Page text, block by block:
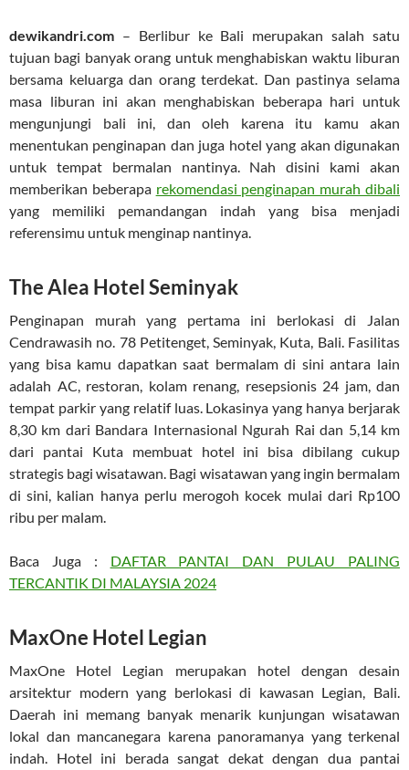
dewikandri.com – Berlibur ke Bali merupakan salah satu
tujuan bagi banyak orang untuk menghabiskan waktu liburan
bersama keluarga dan orang terdekat. Dan pastinya selama
masa liburan ini akan menghabiskan beberapa hari untuk
mengunjungi bali ini, dan oleh karena itu kamu akan
menentukan penginapan dan juga hotel yang akan digunakan
untuk tempat bermalan nantinya. Nah disini kami akan
memberikan beberapa rekomendasi penginapan murah dibali
yang memiliki pemandangan indah yang bisa menjadi
referensimu untuk menginap nantinya.
The Alea Hotel Seminyak
Penginapan murah yang pertama ini berlokasi di Jalan
Cendrawasih no. 78 Petitenget, Seminyak, Kuta, Bali. Fasilitas
yang bisa kamu dapatkan saat bermalam di sini antara lain
adalah AC, restoran, kolam renang, resepsionis 24 jam, dan
tempat parkir yang relatif luas. Lokasinya yang hanya berjarak
8,30 km dari Bandara Internasional Ngurah Rai dan 5,14 km
dari pantai Kuta membuat hotel ini bisa dibilang cukup
strategis bagi wisatawan. Bagi wisatawan yang ingin bermalam
di sini, kalian hanya perlu merogoh kocek mulai dari Rp100
ribu per malam.
Baca Juga : DAFTAR PANTAI DAN PULAU PALING
TERCANTIK DI MALAYSIA 2024
MaxOne Hotel Legian
MaxOne Hotel Legian merupakan hotel dengan desain
arsitektur modern yang berlokasi di kawasan Legian, Bali.
Daerah ini memang banyak menarik kunjungan wisatawan
lokal dan mancanegara karena panoramanya yang terkenal
indah. Hotel ini berada sangat dekat dengan dua pantai